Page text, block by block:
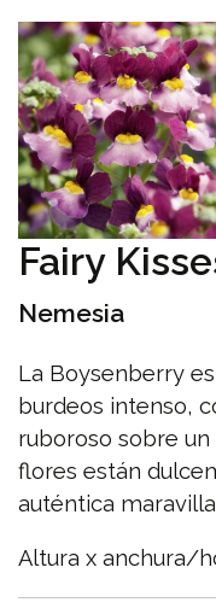
Fairy
Nemesia
La Boysenberry
burdeos intenso,
ruboroso sobre
flores están
auténtica
Altura x anchura/